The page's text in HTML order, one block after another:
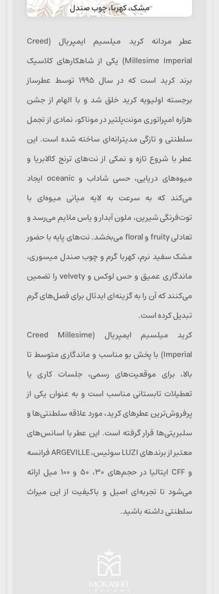
مشک، کهربا، چوب صندل
عطر مردانه کرید میلسیم ایمپریال (Creed
Millesime Imperial) یکی از شاهکارهای کلاسیک
برند کرید است که در سال ۱۹۹۵ توسط عطرساز
برجسته اولیویه کرید خلق شد و با الهام از جشن
هزاره امپراتوری مونت‌پلتیر در موناکو، نمادی از تجمل
سلطنتی و تازگی مدیترانه‌ای ساخته شده است. این
عطر با شروع تازه و نمکی از نت‌های ترنج کالابریا و
میوه‌های دریایی، حسی شاداب و oceanic ایجاد
می‌کند که به سرعت به لایه میانی میوه‌ای با
توت‌فرنگی شیرین، ملون آبدار و یاس ملایم می‌رسد و
تعادلی fruity و floral می‌بخشد. نت‌های پایه با حضور
مشک سفید نرم، کهربا گرم و چوب صندل میسوری،
ماندگاری عمیق و حس لوکس و velvety را تضمین
می‌کنند که آن را به گزینه‌ای ایدئال برای فصل‌های گرم
تبدیل کرده است.
کرید میلسیم ایمپریال (Creed Millesime
Imperial) با پخش بو مناسب و ماندگاری متوسط تا
بالا، برای موقعیت‌های رسمی، جلسات کاری یا
تعطیلات تابستانی مناسب است و به عنوان یکی از
پرفروش‌ترین عطرهای کرید، مورد علاقه سلطنتی‌ها و
سلبریتی‌ها قرار گرفته است. این عطر با اسانس‌های
معتبر از برندهای LUZI سوئیس، ARGEVILLE فرانسه
و CFF ایتالیا در حجم‌های ۳۰، ۵۰ و ۱۰۰ میل ارائه
می‌شود تا تجربه‌ای اصیل و باکیفیت از این میراث
سلطنتی داشته باشید.